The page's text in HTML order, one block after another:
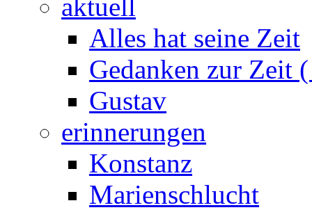
aktuell
Alles hat seine Zeit
Gedanken zur Zeit
Gustav
erinnerungen
Konstanz
Marienschlucht